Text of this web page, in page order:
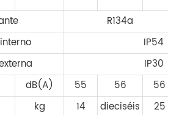
R134a
IP54
IP30
dB(A) 55 56
56
kg 14 dieciséis 25